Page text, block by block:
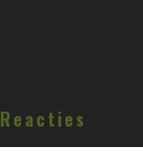
Interacties
Reacties